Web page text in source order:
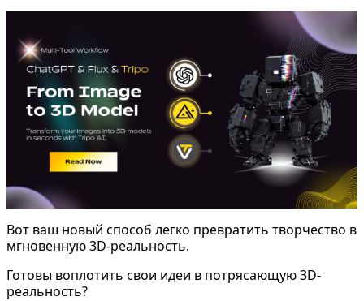
Вот ваш новый способ легко превратить творчество в
мгновенную 3D-реальность.
Готовы воплотить свои идеи в потрясающую 3D-
реальность?